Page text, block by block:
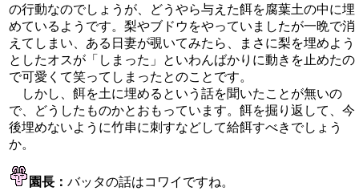
の行動なのでしょうが、どうやら与えた餌を腐葉土の中に埋
めているようです。梨やブドウをやっていましたが一晩で消
えてしまい、ある日妻が覗いてみたら、まさに梨を埋めよう
としたオスが「しまった」といわんばかりに動きを止めたの
で可愛くて笑ってしまったとのことです。
しかし、餌を土に埋めるという話を聞いたことが無いの
で、どうしたものかとおもっています。餌を掘り返して、今
後埋めないように竹串に刺すなどして給餌すべきでしょう
か。
園長： バッタの話はコワイですね。